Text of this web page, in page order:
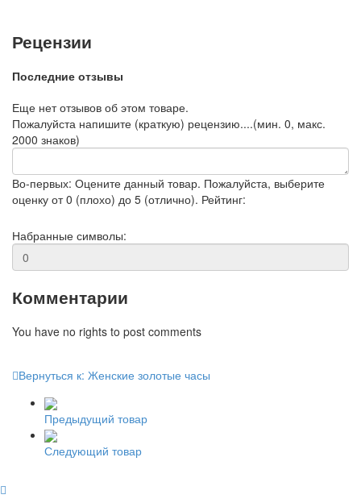
Рецензии
Последние отзывы
Еще нет отзывов об этом товаре.
Пожалуйста напишите (краткую) рецензию....(мин. 0, макс.
2000 знаков)
Во-первых: Оцените данный товар. Пожалуйста, выберите
оценку от 0 (плохо) до 5 (отлично). Рейтинг:
Набранные символы:
Комментарии
You have no rights to post comments
Вернуться к: Женские золотые часы
Предыдущий товар
Следующий товар